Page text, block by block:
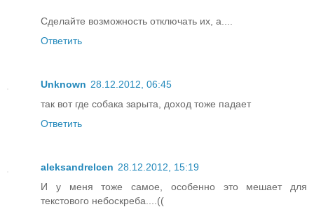
Сделайте возможность отключать их, а....
Ответить
Unknown 28.12.2012, 06:45
так вот где собака зарыта, доход тоже падает
Ответить
aleksandrelcen 28.12.2012, 15:19
И у меня тоже самое, особенно это мешает для
текстового небоскреба....((